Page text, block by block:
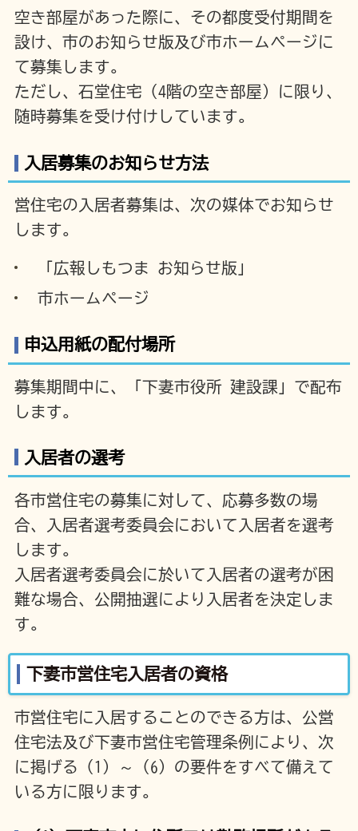
空き部屋があった際に、その都度受付期間を
設け、市のお知らせ版及び市ホームページに
て募集します。
ただし、石堂住宅（4階の空き部屋）に限り、
随時募集を受け付けしています。
入居募集のお知らせ方法
営住宅の入居者募集は、次の媒体でお知らせ
します。
「広報しもつま お知らせ版」
市ホームページ
申込用紙の配付場所
募集期間中に、「下妻市役所 建設課」で配布
します。
入居者の選考
各市営住宅の募集に対して、応募多数の場
合、入居者選考委員会において入居者を選考
します。
入居者選考委員会に於いて入居者の選考が困
難な場合、公開抽選により入居者を決定しま
す。
下妻市営住宅入居者の資格
市営住宅に入居することのできる方は、公営
住宅法及び下妻市営住宅管理条例により、次
に掲げる（1）～（6）の要件をすべて備えて
いる方に限ります。